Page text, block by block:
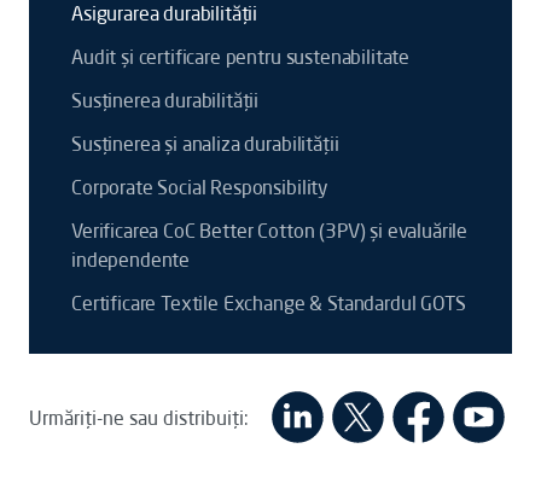
Asigurarea durabilității
Audit și certificare pentru sustenabilitate
Susținerea durabilității
Susținerea și analiza durabilității
Corporate Social Responsibility
Verificarea CoC Better Cotton (3PV) și evaluările
independente
Certificare Textile Exchange & Standardul GOTS
Urmăriți-ne sau distribuiți: